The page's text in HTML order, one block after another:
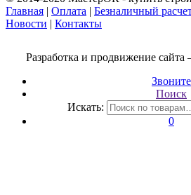
Главная | Оплата | Безналичный
Новости | Контакты
Разработка и продвижение сайта
Звоните
Поиск
Искать:
0